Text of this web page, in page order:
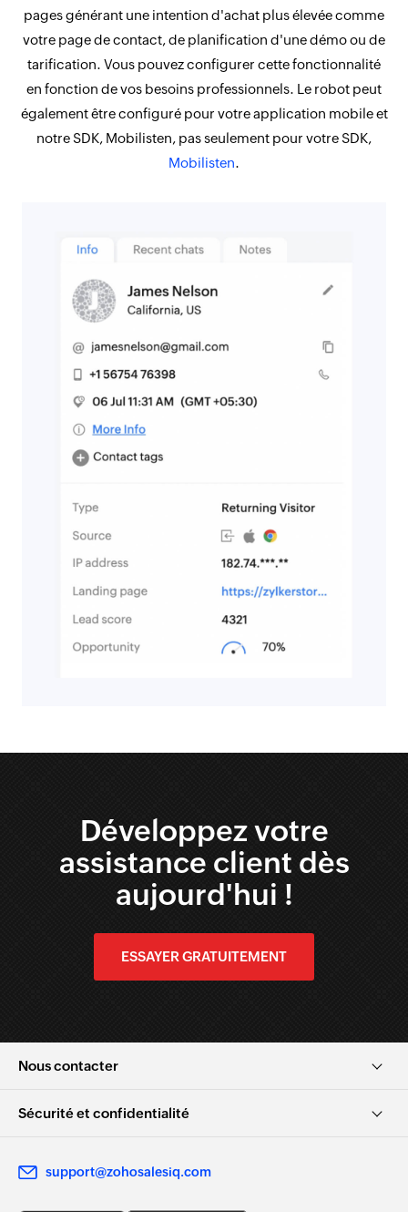
pages générant une intention d'achat plus élevée comme
votre page de contact, de planification d'une démo ou de
tarification. Vous pouvez configurer cette fonctionnalité
en fonction de vos besoins professionnels. Le robot peut
également être configuré pour votre application mobile et
notre SDK, Mobilisten, pas seulement pour votre SDK,
Mobilisten.
Développez votre
assistance client dès
aujourd'hui !
ESSAYER GRATUITEMENT
Nous contacter
Sécurité et confidentialité
support@zohosalesiq.com